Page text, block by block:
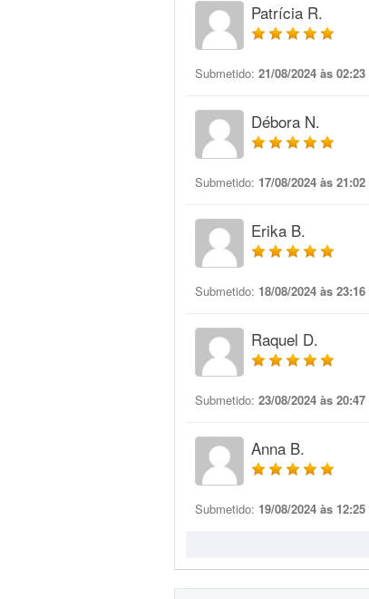
Patrícia R.
Submetido: 21/08/2024 às 02:23
Débora N.
Submetido: 17/08/2024 às 21:02
Erika B.
Submetido: 18/08/2024 às 23:16
Raquel D.
Submetido: 23/08/2024 às 20:47
Anna B.
Submetido: 19/08/2024 às 12:25